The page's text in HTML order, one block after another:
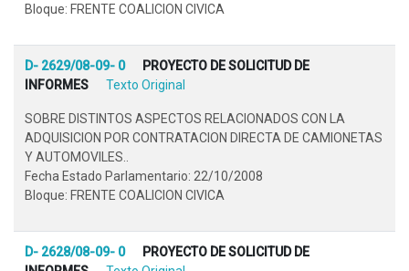
Bloque: FRENTE COALICION CIVICA
D- 2629/08-09- 0
PROYECTO DE SOLICITUD DE
INFORMES
Texto Original
SOBRE DISTINTOS ASPECTOS RELACIONADOS CON LA
ADQUISICION POR CONTRATACION DIRECTA DE CAMIONETAS
Y AUTOMOVILES..
Fecha Estado Parlamentario: 22/10/2008
Bloque: FRENTE COALICION CIVICA
D- 2628/08-09- 0
PROYECTO DE SOLICITUD DE